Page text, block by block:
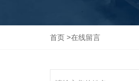
首页 >在线留言